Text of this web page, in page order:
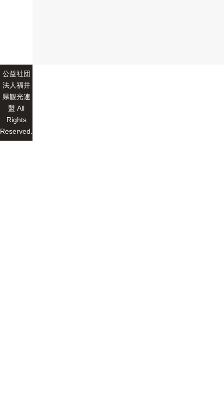
公益社団
法人福井
県観光連
盟 All
Rights
Reserved.